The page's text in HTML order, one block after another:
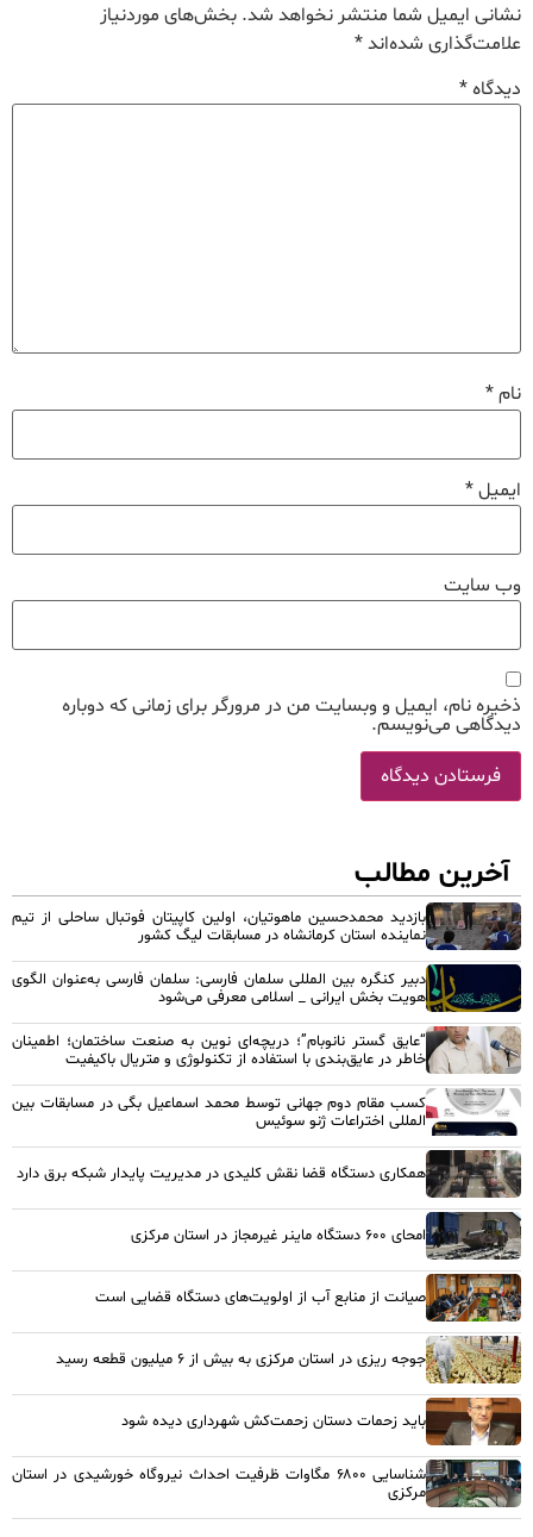
نشانی ایمیل شما منتشر نخواهد شد. بخش‌های موردنیاز
علامت‌گذاری شده‌اند*
دیدگاه*
نام*
ایمیل*
وب‌ سایت
ذخیره نام، ایمیل و وبسایت من در مرورگر برای زمانی که دوباره
دیدگاهی می‌نویسم.
آخرین مطالب
بازدید محمدحسین ماهوتیان، اولین کاپیتان فوتبال ساحلی از تیم
نماینده استان کرمانشاه در مسابقات لیگ کشور
دبیر کنگره بین المللی سلمان فارسی: سلمان فارسی به‌عنوان الگوی
هویت بخش ایرانی _ اسلامی معرفی می‌شود
“عایق گستر نانوبام”؛ دریچه‌ای نوین به صنعت ساختمان؛ اطمینان
خاطر در عایق‌بندی با استفاده از تکنولوژی و متریال باکیفیت
کسب مقام دوم جهانی توسط محمد اسماعیل بگی در مسابقات بین
المللی اختراعات ژنو سوئیس
همکاری دستگاه قضا نقش کلیدی در مدیریت پایدار شبکه برق دارد
امحای ۶۰۰ دستگاه ماینر غیرمجاز در استان مرکزی
صیانت از منابع آب از اولویت‌های دستگاه قضایی است
جوجه ریزی در استان مرکزی به بیش از ۶ میلیون قطعه رسید
باید زحمات دستان زحمت‌کش شهرداری دیده شود
شناسایی ۶۸۰۰ مگاوات ظرفیت احداث نیروگاه خورشیدی در استان
مرکزی